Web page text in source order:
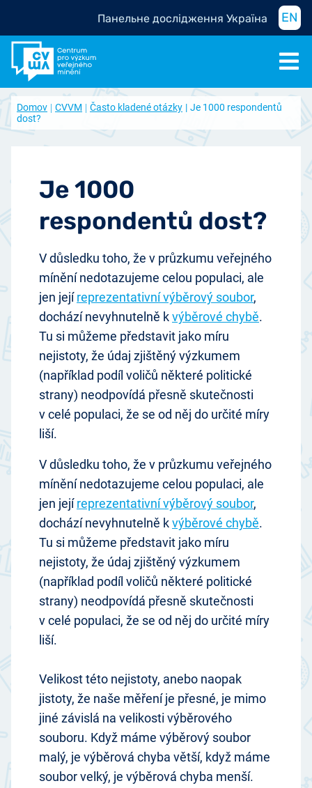
Панельне дослідження Україна EN
Domov CVVM Často kladené otázky
Je 1000 respondentů
dost?
Je 1000
respondentů dost?
V důsledku toho, že v průzkumu veřejného
mínění nedotazujeme celou populaci, ale
jen jejíreprezentativní výběrový soubor,
dochází nevyhnutelně kvýběrové chybě.
Tu si můžeme představit jako míru
nejistoty, že údaj zjištěný výzkumem
(například podíl voličů některé politické
strany) neodpovídá přesně skutečnosti
v celé populaci, že se od něj do určité míry
liší.
V důsledku toho, že v průzkumu veřejného
mínění nedotazujeme celou populaci, ale
jen jejíreprezentativní výběrový soubor,
dochází nevyhnutelně kvýběrové chybě.
Tu si můžeme představit jako míru
nejistoty, že údaj zjištěný výzkumem
(například podíl voličů některé politické
strany) neodpovídá přesně skutečnosti
v celé populaci, že se od něj do určité míry
liší.
Velikost této nejistoty, anebo naopak
jistoty, že naše měření je přesné, je mimo
jiné závislá na velikosti výběrového
souboru. Když máme výběrový soubor
malý, je výběrová chyba větší, když máme
soubor velký, je výběrová chyba menší.